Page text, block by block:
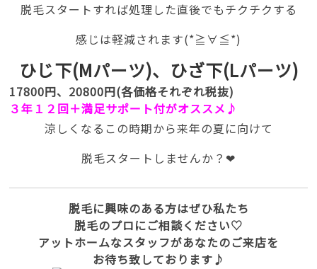
脱毛スタートすれば処理した直後でもチクチクする
感じは軽減されます(*≧∀≦*)
ひじ下(Mパーツ)、ひざ下(Lパーツ)
17800円、20800円(各価格それぞれ税抜)
３年１２回＋満足サポート付がオススメ♪
涼しくなるこの時期から来年の夏に向けて
脱毛スタートしませんか？❤
脱毛に興味のある方はぜひ私たち
脱毛のプロにご相談ください♡
アットホームなスタッフがあなたのご来店を
お待ち致しております♪